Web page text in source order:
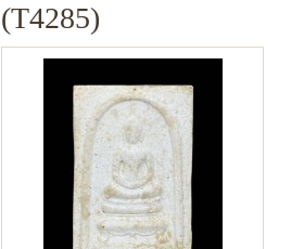
(T4285)